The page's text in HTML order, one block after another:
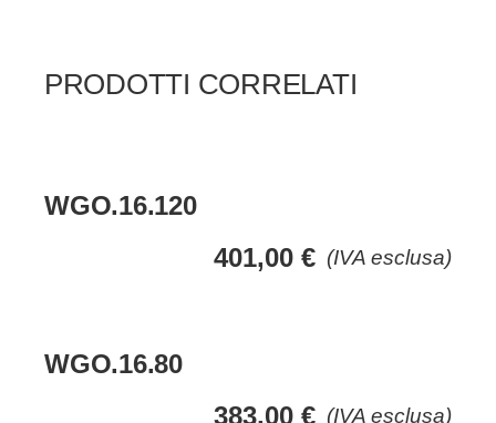
PRODOTTI CORRELATI
WGO.16.120
(IVA esclusa)
401,00 €
WGO.16.80
(IVA esclusa)
383,00 €